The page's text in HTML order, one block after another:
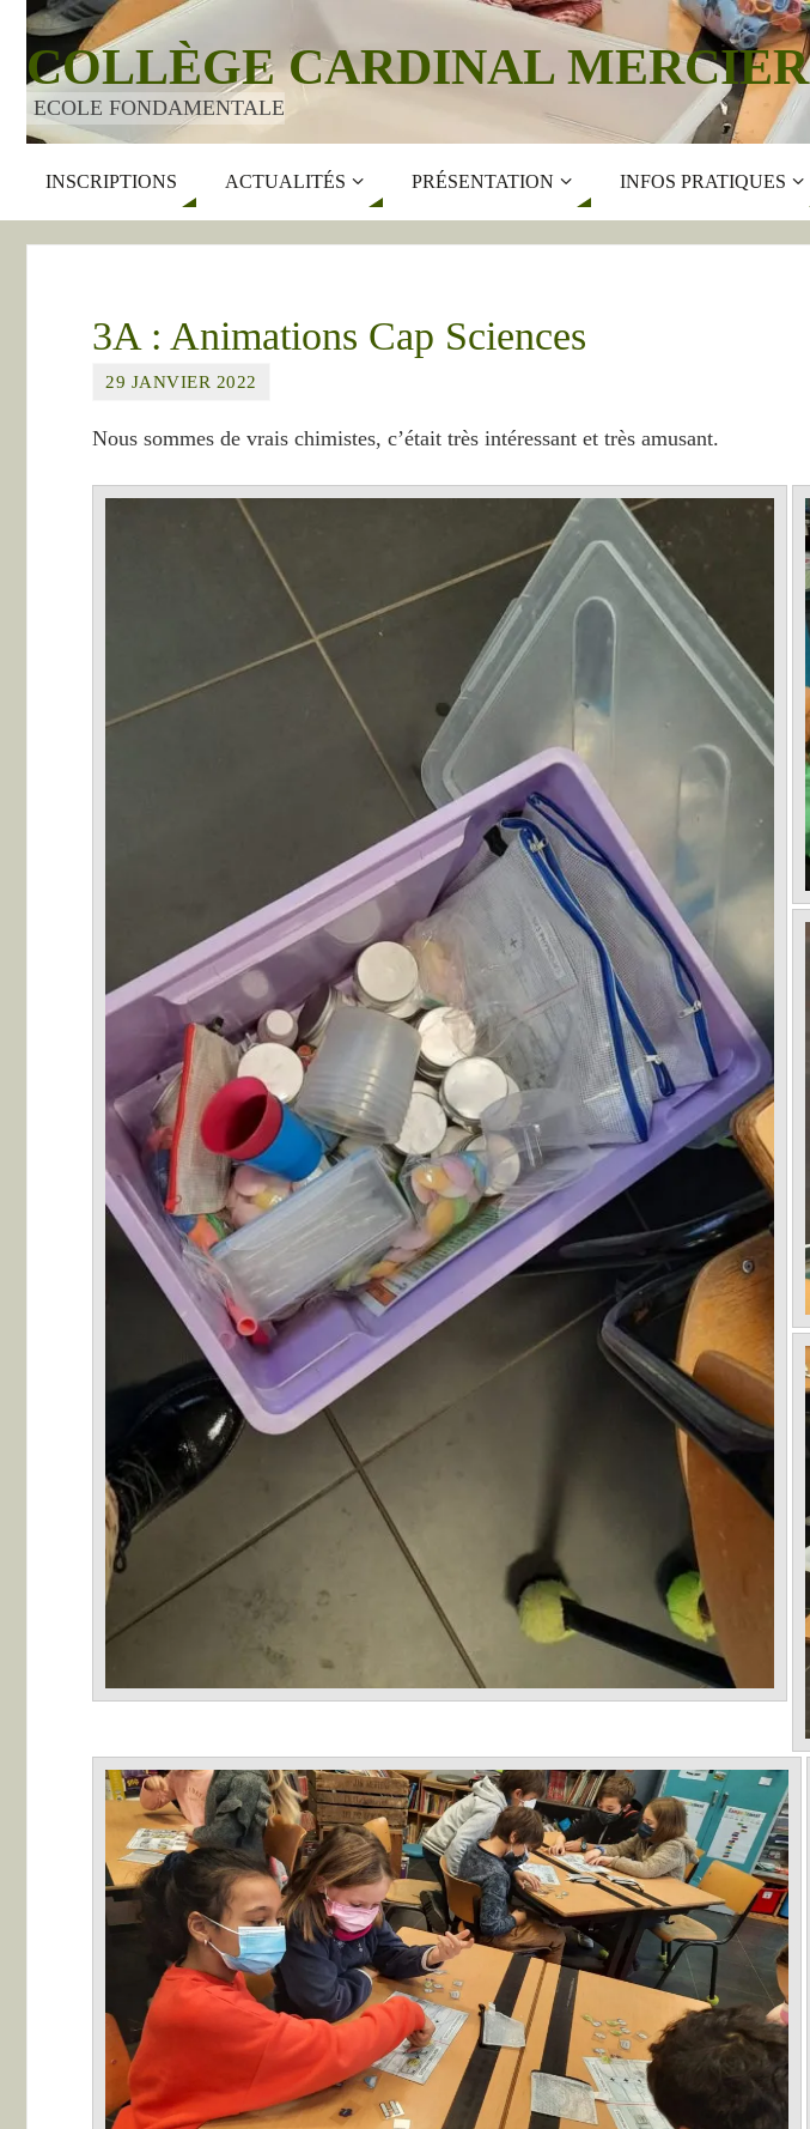
COLLÈGE CARDINAL MERCIER
ECOLE FONDAMENTALE
INSCRIPTIONS ACTUALITÉS PRÉSENTATION INFOS PRATIQUES
3A : Animations Cap Sciences
29 JANVIER 2022
Nous sommes de vrais chimistes, c’était très intéressant et très amusant.